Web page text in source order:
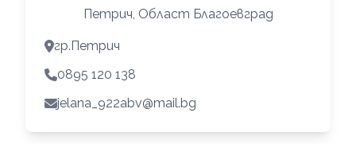
Петрич, Област Благоевград
гр.Петрич
0895 120 138
jelana_922abv@mail.bg